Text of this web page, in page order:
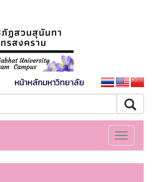
หน้าหลักมหาวิทยาลัย
Toggle